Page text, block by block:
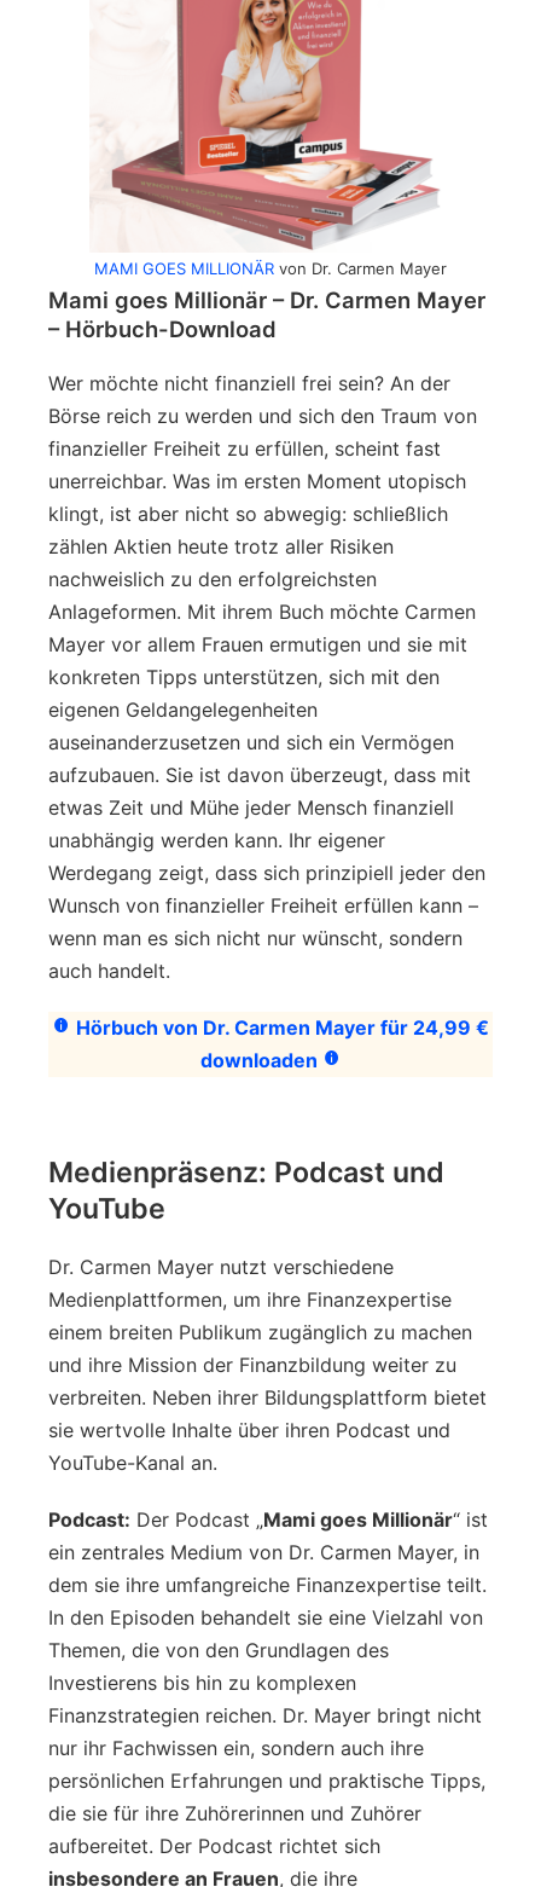
MAMI GOES MILLIONÄR von Dr. Carmen Mayer
Mami goes Millionär – Dr. Carmen Mayer
– Hörbuch-Download
Wer möchte nicht finanziell frei sein? An der
Börse reich zu werden und sich den Traum von
finanzieller Freiheit zu erfüllen, scheint fast
unerreichbar. Was im ersten Moment utopisch
klingt, ist aber nicht so abwegig: schließlich
zählen Aktien heute trotz aller Risiken
nachweislich zu den erfolgreichsten
Anlageformen. Mit ihrem Buch möchte Carmen
Mayer vor allem Frauen ermutigen und sie mit
konkreten Tipps unterstützen, sich mit den
eigenen Geldangelegenheiten
auseinanderzusetzen und sich ein Vermögen
aufzubauen. Sie ist davon überzeugt, dass mit
etwas Zeit und Mühe jeder Mensch finanziell
unabhängig werden kann. Ihr eigener
Werdegang zeigt, dass sich prinzipiell jeder den
Wunsch von finanzieller Freiheit erfüllen kann –
wenn man es sich nicht nur wünscht, sondern
auch handelt.
Hörbuch von Dr. Carmen Mayer für 24,99 €
downloaden
Medienpräsenz: Podcast und
YouTube
Dr. Carmen Mayer nutzt verschiedene
Medienplattformen, um ihre Finanzexpertise
einem breiten Publikum zugänglich zu machen
und ihre Mission der Finanzbildung weiter zu
verbreiten. Neben ihrer Bildungsplattform bietet
sie wertvolle Inhalte über ihren Podcast und
YouTube-Kanal an.
Podcast: Der Podcast „Mami goes Millionär“ ist
ein zentrales Medium von Dr. Carmen Mayer, in
dem sie ihre umfangreiche Finanzexpertise teilt.
In den Episoden behandelt sie eine Vielzahl von
Themen, die von den Grundlagen des
Investierens bis hin zu komplexen
Finanzstrategien reichen. Dr. Mayer bringt nicht
nur ihr Fachwissen ein, sondern auch ihre
persönlichen Erfahrungen und praktische Tipps,
die sie für ihre Zuhörerinnen und Zuhörer
aufbereitet. Der Podcast richtet sich
insbesondere an Frauen, die ihre